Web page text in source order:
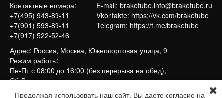
Контактные номера:
+7(495) 943-89-11
+7(901) 593-89-11
+7(917) 522-52-46
Адрес: Россия, Москва, Южнопортовая улица, 9
Режим работы:
Пн-Пт с 08:00 до 16:00 (без перерыва на обед),
Сб-Вс выходные
E-mail: braketube.info@braketube.ru
Vkontakte: https://vk.com/braketube
Telegram: https://t.me/braketube
Продолжая использовать наш сайт, Вы даете согласие на